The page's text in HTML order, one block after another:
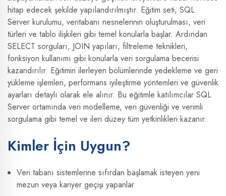
hitap edecek şekilde yapılandırılmıştır. Eğitim seti, SQL
Server kurulumu, veritabanı nesnelerinin oluşturulması, veri
türleri ve tablo ilişkileri gibi temel konularla başlar. Ardından
SELECT sorguları, JOIN yapıları, filtreleme teknikleri,
fonksiyon kullanımı gibi konularla veri sorgulama becerisi
kazandırılır. Eğitimin ilerleyen bölümlerinde yedekleme ve geri
yükleme işlemleri, performans iyileştirme yöntemleri ve güvenlik
ayarları detaylı olarak ele alınır. Bu eğitimle katılımcılar SQL
Server ortamında veri modelleme, veri güvenliği ve verimli
sorgulama gibi temel ve ileri düzey tüm yetkinlikleri kazanır.
Kimler İçin Uygun?
Veri tabanı sistemlerine sıfırdan başlamak isteyen yeni
mezun veya kariyer geçişi yapanlar